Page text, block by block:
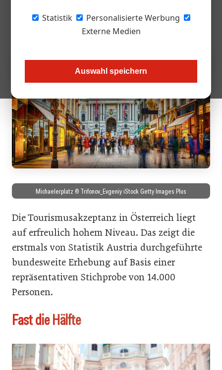
Statistik
Personalisierte Werbung
Externe Medien
Auswahl speichern
Elisabeth Zehetner startet einen Beteiligungsprozess zur
Erneuerung des „Plan T“.
Michaelerplatz © Trifonov_Evgeniy iStock Getty Images Plus
Die Tourismusakzeptanz in Österreich liegt
auf erfreulich hohem Niveau. Das zeigt die
erstmals von Statistik Austria durchgeführte
bundesweite Erhebung auf Basis einer
repräsentativen Stichprobe von 14.000
Personen.
Fast die Hälfte